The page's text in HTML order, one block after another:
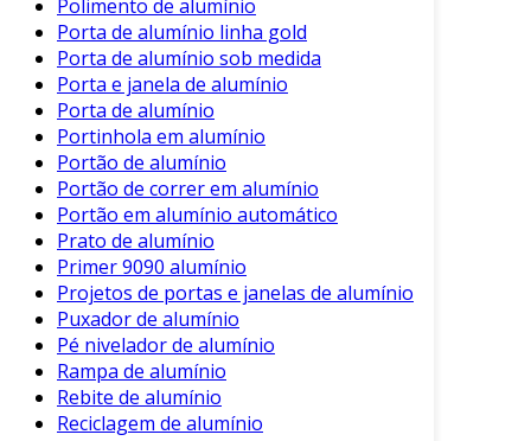
a aplicação em diferentes setores. Por isso, ao
considerar soluções de isolamento, o alumínio
se destaca como uma opção viável e
sustentável.
Dessa forma, investir em isolamento em
alumínio representa um passo importante para
empresas que buscam não apenas eficiência,
mas também responsabilidade ambiental.
Polimento de alumínio
Porta de alumínio linha gold
Porta de alumínio sob medida
Porta e janela de alumínio
Porta de alumínio
Portinhola em alumínio
Portão de alumínio
Portão de correr em alumínio
Portão em alumínio automático
Prato de alumínio
Primer 9090 alumínio
Projetos de portas e janelas de alumínio
Puxador de alumínio
Pé nivelador de alumínio
Rampa de alumínio
Rebite de alumínio
Reciclagem de alumínio